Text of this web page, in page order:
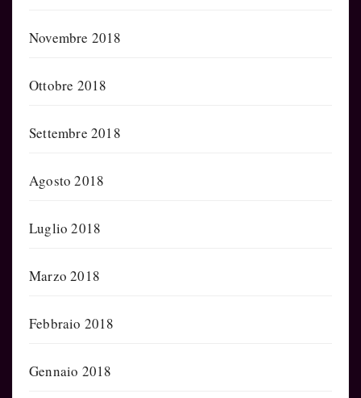
Novembre 2018
Ottobre 2018
Settembre 2018
Agosto 2018
Luglio 2018
Marzo 2018
Febbraio 2018
Gennaio 2018